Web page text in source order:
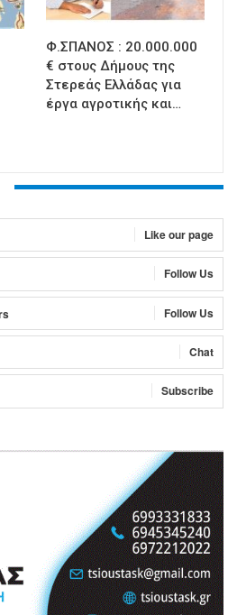
Φ.ΣΠΑΝΟΣ : 20.000.000
€ στους Δήμους της
Στερεάς Ελλάδας για
έργα αγροτικής και…
Like our page
Follow Us
Follow Us
Chat
Subscribe